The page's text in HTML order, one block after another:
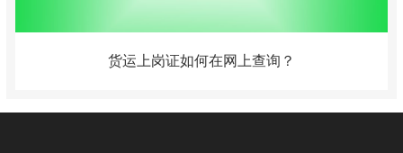
货运上岗证如何在网上查询？